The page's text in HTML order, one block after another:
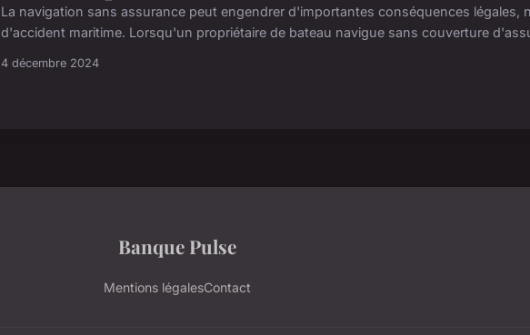
La navigation sans assurance peut engendrer d'importantes conséquences légales,
d'accident maritime. Lorsqu'un propriétaire de bateau navigue sans couverture
4 décembre 2024
Banque Pulse
Mentions légalesContact